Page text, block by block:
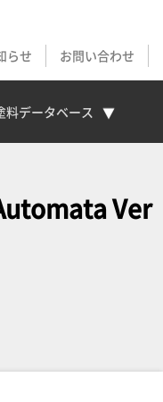
らせ
お問い合わせ
料データベース
Ver